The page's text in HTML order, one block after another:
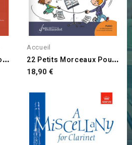
1
8 Duos Classiques Volume 2
Accueil
2
2 Petits Morceaux Pour...
Prix
18,90 €